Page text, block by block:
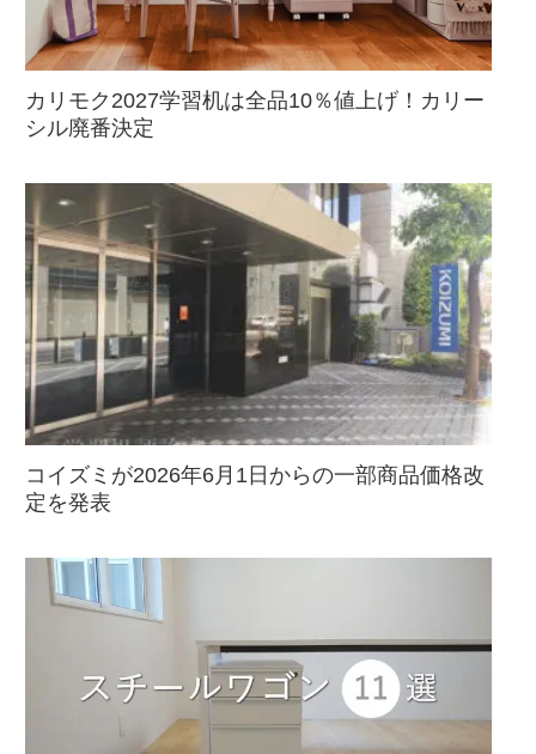
カリモク2027学習机は全品10％値上げ！カリー
シル廃番決定
コイズミが2026年6月1日からの一部商品価格改
定を発表